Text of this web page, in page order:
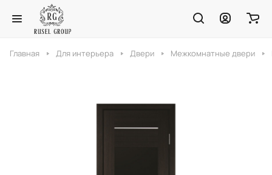
Главная Для интерьера Двери Межкомнатные двери